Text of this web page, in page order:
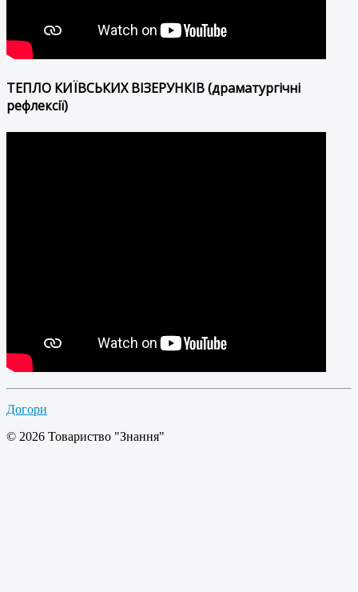
ТЕПЛО КИЇВСЬКИХ ВІЗЕРУНКІВ (драматургічні
рефлексії)
Догори
© 2026 Товариство "Знання"